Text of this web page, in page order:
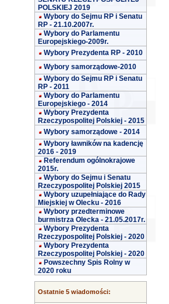
POLSKIEJ 2019
Wybory do Sejmu RP i Senatu
RP - 21.10.2007r.
Wybory do Parlamentu
Europejskiego-2009r.
Wybory Prezydenta RP - 2010
Wybory samorządowe-2010
Wybory do Sejmu RP i Senatu
RP - 2011
Wybory do Parlamentu
Europejskiego - 2014
Wybory Prezydenta
Rzeczypospolitej Polskiej - 2015
Wybory samorządowe - 2014
Wybory ławników na kadencję
2016 - 2019
Referendum ogólnokrajowe
2015r.
Wybory do Sejmu i Senatu
Rzeczypospolitej Polskiej 2015
Wybory uzupełniające do Rady
Miejskiej w Olecku - 2016
Wybory przedterminowe
burmistrza Olecka - 21.05.2017r.
Wybory Prezydenta
Rzeczypospolitej Polskiej - 2020
Wybory Prezydenta
Rzeczypospolitej Polskiej - 2020
Powszechny Spis Rolny w
2020 roku
Ostatnie 5 wiadomości: